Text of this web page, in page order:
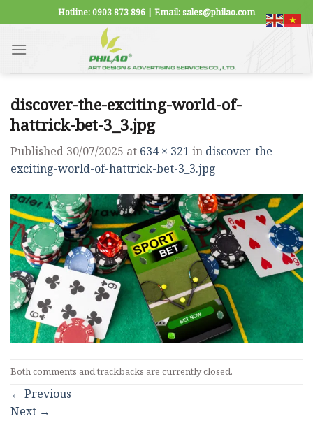
to
content
Hotline: 0903 873 896 | Email: sales@philao.com
discover-the-exciting-world-of-
hattrick-bet-3_3.jpg
Published 30/07/2025 at 634 × 321 in discover-the-
exciting-world-of-hattrick-bet-3_3.jpg
Both comments and trackbacks are currently closed.
← Previous
Next →